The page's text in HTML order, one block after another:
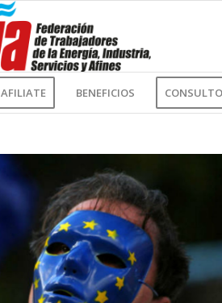
AFILIATE BENEFICIOS